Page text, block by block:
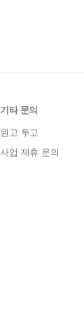
기타 문의
원고 투고
사업 제휴 문의